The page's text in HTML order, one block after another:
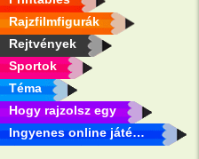
Rajzfilmfigurák
Rejtvények
Sportok
Téma
Hogy rajzolsz egy
Ingyenes online játékok